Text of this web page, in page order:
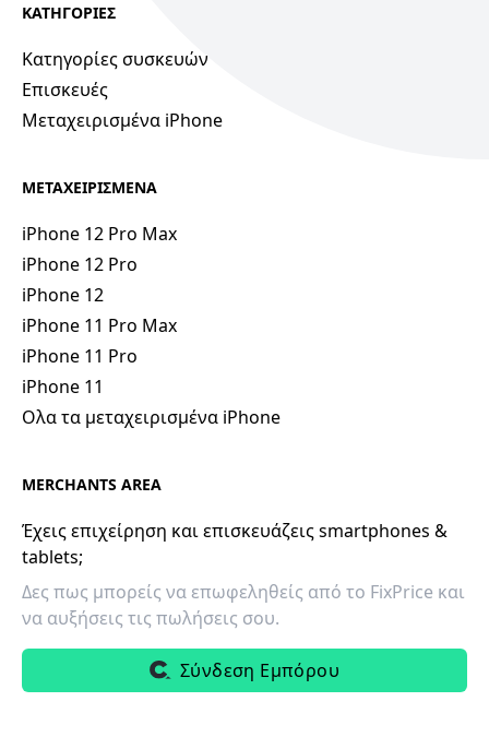
ΚΑΤΗΓΟΡΙΕΣ
Κατηγορίες συσκευών
Επισκευές
Μεταχειρισμένα iPhone
ΜΕΤΑΧΕΙΡΙΣΜΕΝΑ
iPhone 12 Pro Max
iPhone 12 Pro
iPhone 12
iPhone 11 Pro Max
iPhone 11 Pro
iPhone 11
Ολα τα μεταχειρισμένα iPhone
MERCHANTS AREA
Έχεις επιχείρηση και επισκευάζεις smartphones &
tablets;
Δες πως μπορείς να επωφεληθείς από το FixPrice και
να αυξήσεις τις πωλήσεις σου.
Σύνδεση Εμπόρου